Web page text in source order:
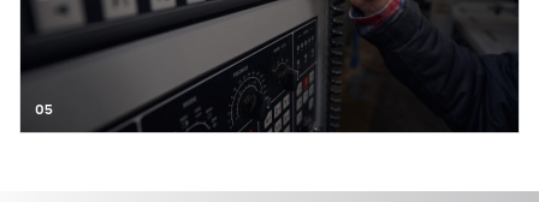
05